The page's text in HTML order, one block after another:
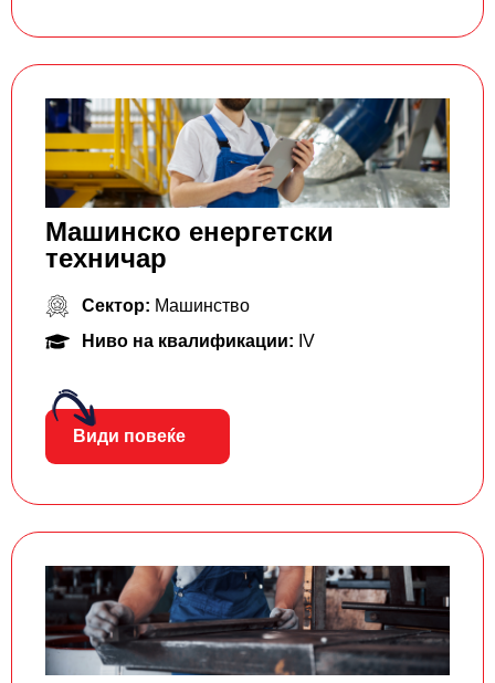
Машинско енергетски
техничар
Сектор: Машинство
Ниво на квалификации: IV
Види повеќе